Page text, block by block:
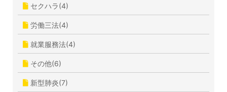
セクハラ(4)
労働三法(4)
就業服務法(4)
その他(6)
新型肺炎(7)